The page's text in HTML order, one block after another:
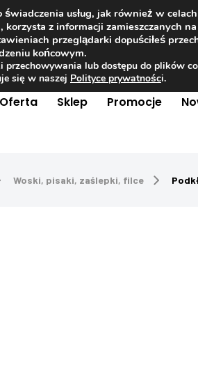
181 848
Oferta Sklep Promocje
Woski, pisaki, zaślepki, filce
usług, jak również w
korzysta z informacji zamieszczanych
przeglądarki dopuściłeś
końcowym.
przechowywania lub dostępu do plików
się w naszej Polityce prywatności.